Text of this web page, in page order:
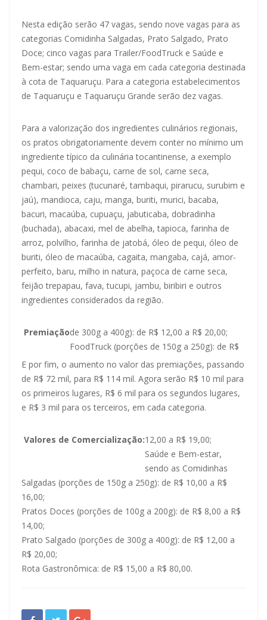
Nesta edição serão 47 vagas, sendo nove vagas para as
categorias Comidinha Salgadas, Prato Salgado, Prato
Doce; cinco vagas para Trailer/FoodTruck e Saúde e
Bem-estar; sendo uma vaga em cada categoria destinada
à cota de Taquaruçu. Para a categoria estabelecimentos
de Taquaruçu e Taquaruçu Grande serão dez vagas.
Para a valorização dos ingredientes culinários regionais,
os pratos obrigatoriamente devem conter no mínimo um
ingrediente típico da culinária tocantinense, a exemplo
pequi, coco de babaçu, carne de sol, carne seca,
chambari, peixes (tucunaré, tambaqui, pirarucu, surubim e
jaú), mandioca, caju, manga, buriti, murici, bacaba,
bacuri, macaúba, cupuaçu, jabuticaba, dobradinha
(buchada), abacaxi, mel de abelha, tapioca, farinha de
arroz, polvilho, farinha de jatobá, óleo de pequi, óleo de
buriti, óleo de macaúba, cagaita, mangaba, cajá, amor-
perfeito, baru, milho in natura, paçoca de carne seca,
feijão trepapau, fava, tucupi, jambu, biribiri e outros
ingredientes considerados da região.
Premiação
E por fim, o aumento no valor das premiações, passando
de R$ 72 mil, para R$ 114 mil. Agora serão R$ 10 mil para
os primeiros lugares, R$ 6 mil para os segundos lugares,
e R$ 3 mil para os terceiros, em cada categoria.
Valores de Comercialização:
de 300g a 400g): de R$ 12,00 a R$ 20,00;
FoodTruck (porções de 150g a 250g): de R$
12,00 a R$ 19,00;
Saúde e Bem-estar,
sendo as Comidinhas
Salgadas (porções de 150g a 250g): de R$ 10,00 a R$
16,00;
Pratos Doces (porções de 100g a 200g): de R$ 8,00 a R$
14,00;
Prato Salgado (porções de 300g a 400g): de R$ 12,00 a
R$ 20,00;
Rota Gastronômica: de R$ 15,00 a R$ 80,00.